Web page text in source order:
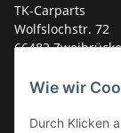
Wie wir
Durch Klicken
TK-Carparts
Wolfslochstr. 72
66482
Service-Hotline
E-Mail:mail@tk-